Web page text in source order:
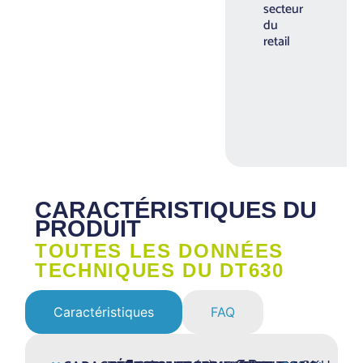
secteur
du
retail
CARACTÉRISTIQUES DU
PRODUIT
TOUTES LES DONNÉES
TECHNIQUES DU DT630
Caractéristiques FAQ